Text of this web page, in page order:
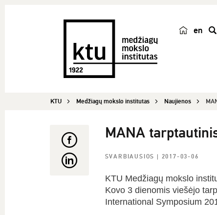
en
k
KTU Medžiagų mokslo institutas Naujienos
MANA
SVARBIAUSIOS | 2017-03-06
KTU Medžiagų mokslo
Kovo 3 dienomis viešėjo
International Symposium